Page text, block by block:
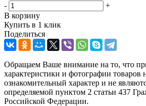
-
+
В корзину
Купить в 1 клик
Поделиться
Обращаем Ваше внимание на то, что
характеристики и фотографии товаров
ознакомительный характер и не
определяемой пунктом 2 статьи 437
Российской Федерации.